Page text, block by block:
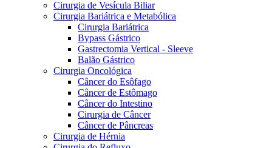
Cirurgia de Vesícula Biliar
Cirurgia Bariátrica e Metabólica
Cirurgia Bariátrica
Bypass Gástrico
Gastrectomia Vertical - Sleeve
Balão Gástrico
Cirurgia Oncológica
Câncer do Esôfago
Câncer de Estômago
Câncer do Intestino
Cirurgia de Câncer
Câncer de Pâncreas
Cirurgia de Hérnia